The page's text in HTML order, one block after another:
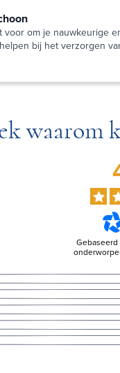
voor om je nauwkeurige
bij het verzorgen
waarom
Gebaseerd